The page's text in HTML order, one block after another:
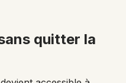
quitter la